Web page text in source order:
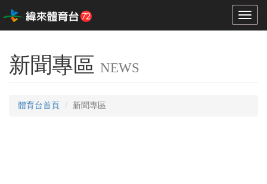
Toggle
新聞專區 NEWS
體育台首頁 新聞專區